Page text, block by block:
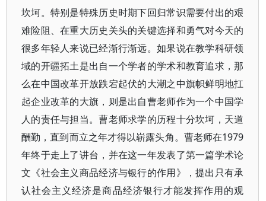
坎坷。特别是特殊历史时期下回归常识需要付出的艰
难险阻、在重大历史关头的关键选择和勇气对今天的
很多年轻人来说已经渐行渐远。如果说在教学科研领
域的开疆拓土是出自一个学者的学术和教育追求，那
么在中国改革开放跌宕起伏的大潮之中旗帜鲜明地扛
起企业改革的大旗，则是出自曹老师作为一个中国学
人的责任与担当。曹老师求学的历程十分坎坷，天道
酬勤，直到而立之年才得以崭露头角。曹老师在1979
年终于走上了讲台，并在这一年发表了第一篇学术论
文《社会主义商品经济与银行的作用》，提出只有承
认社会主义经济是商品经济银行才能发挥作用的观